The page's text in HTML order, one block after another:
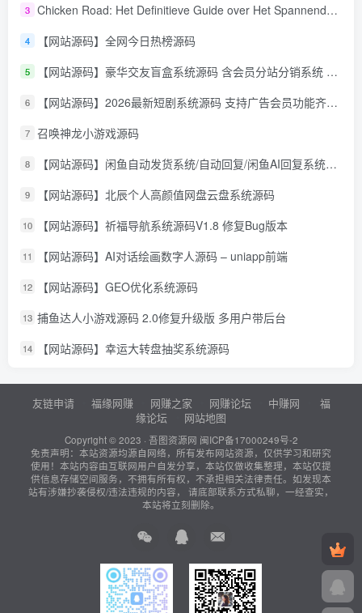
3 Chicken Road: Het Definitieve Guide over Het Spannende Gokspel
4 【网站源码】全网今日热榜源码
5 【网站源码】豪华交友盲盒系统源码 含会员分站分销系统 可易支付
6 【网站源码】2026最新短剧系统源码 支持广告会员功能齐全短剧源码
7 召唤神龙小游戏源码
8 【网站源码】闲鱼自动发货系统/自动回复/闲鱼AI回复系统源码
9 【网站源码】北辰个人高颜值网盘云盘系统源码
10 【网站源码】祈福导航系统源码V1.8 修复Bug版本
11 【网站源码】AI对话绘画数字人源码 – uniapp前端
12 【网站源码】GEO优化系统源码
13 捕鱼达人小游戏源码 2.0修复升级版 多用户带后台
14 【网站源码】幸运大转盘抽奖系统源码
友链申请 福缘网赚 网赚之家 网赚论坛 中赚网
福
缘论坛
网站地图
Copyright © 2023 · 吾图资源网 闽ICP备17000249号-2
免责声明：本站资源均源自网络，所有发布网站资源，仅供学习和研究
使用！本站内容由互联网用户自发分享，本站仅做收集整理，本站仅提
供信息存储空间服务，不拥有所有权，不承担相关法律责任。如发现本
站有涉嫌抄袭侵权/违法违规的内容， 请底部联系方式私聊，一经查实，
本站将立刻删除。